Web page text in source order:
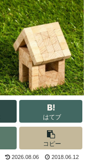
はてブ
コピー
2026.08.06 2018.06.12